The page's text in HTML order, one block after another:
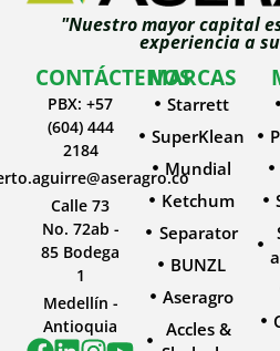
"Nuestro mayor capital
experiencia a
CONTÁCTENOS
PBX: +57
(604) 444
2184
Calle 73
No. 72ab -
85 Bodega
1
Medellín -
Antioquia
MARCAS
Starrett
SuperKlean
Mundial
Ketchum
Separator
BUNZL
Aseragro
Accles &